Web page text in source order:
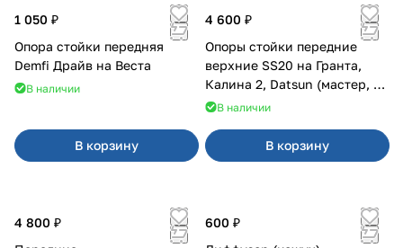
1 050 ₽
Опора стойки передняя
Demfi Драйв на Веста
В наличии
В корзину
4 600 ₽
Опоры стойки передние
верхние SS20 на Гранта,
Калина 2, Datsun (мастер, с
ЭлУР, с подшипником) 2шт
В наличии
В корзину
4 800 ₽
600 ₽